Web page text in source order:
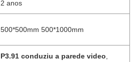
2 anos
500*500mm 500*1000mm
P3.91 conduziu a parede video